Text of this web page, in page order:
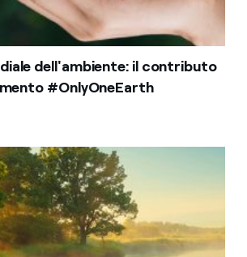
dell'ambiente: il contributo
#OnlyOneEarth